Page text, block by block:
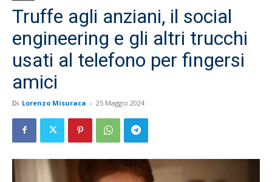
Truffe agli anziani, il social
engineering e gli altri trucchi
usati al telefono per fingersi
amici
Di Lorenzo Misuraca - 25 Maggio 2024